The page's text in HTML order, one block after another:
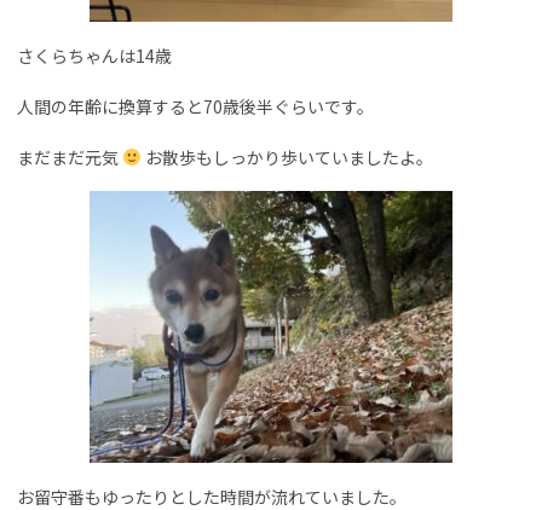
さくらちゃんは14歳
人間の年齢に換算すると70歳後半ぐらいです。
まだまだ元気 お散歩もしっかり歩いていましたよ。
お留守番もゆったりとした時間が流れていました。